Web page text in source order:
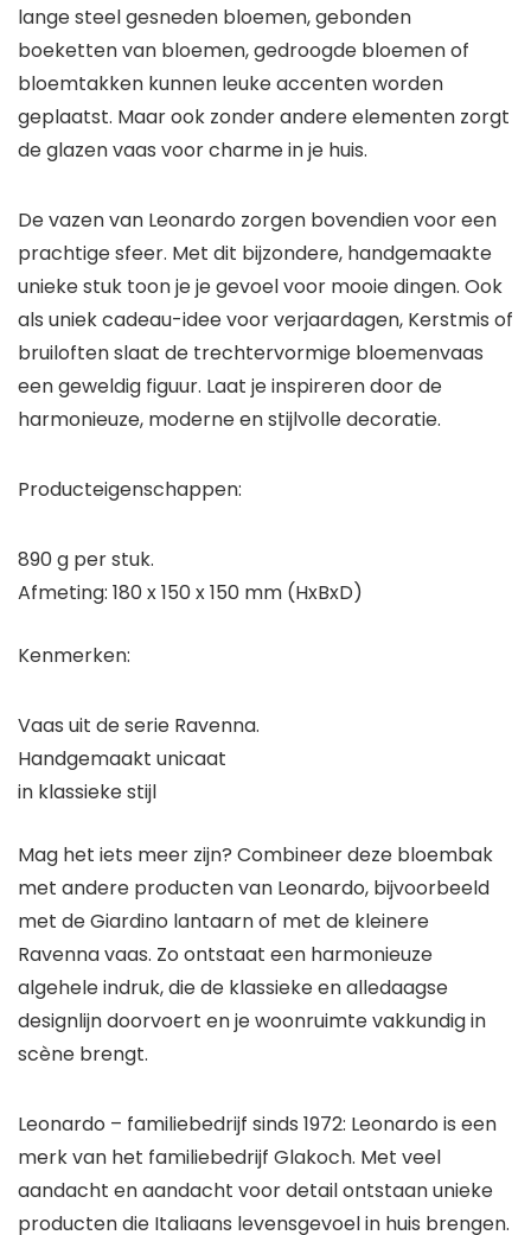
lange steel gesneden bloemen, gebonden
boeketten van bloemen, gedroogde bloemen of
bloemtakken kunnen leuke accenten worden
geplaatst. Maar ook zonder andere elementen zorgt
de glazen vaas voor charme in je huis.
De vazen van Leonardo zorgen bovendien voor een
prachtige sfeer. Met dit bijzondere, handgemaakte
unieke stuk toon je je gevoel voor mooie dingen. Ook
als uniek cadeau-idee voor verjaardagen, Kerstmis of
bruiloften slaat de trechtervormige bloemenvaas
een geweldig figuur. Laat je inspireren door de
harmonieuze, moderne en stijlvolle decoratie.
Producteigenschappen:
890 g per stuk.
Afmeting: 180 x 150 x 150 mm (HxBxD)
Kenmerken:
Vaas uit de serie Ravenna.
Handgemaakt unicaat
in klassieke stijl
Mag het iets meer zijn? Combineer deze bloembak
met andere producten van Leonardo, bijvoorbeeld
met de Giardino lantaarn of met de kleinere
Ravenna vaas. Zo ontstaat een harmonieuze
algehele indruk, die de klassieke en alledaagse
designlijn doorvoert en je woonruimte vakkundig in
scène brengt.
Leonardo – familiebedrijf sinds 1972: Leonardo is een
merk van het familiebedrijf Glakoch. Met veel
aandacht en aandacht voor detail ontstaan unieke
producten die Italiaans levensgevoel in huis brengen.